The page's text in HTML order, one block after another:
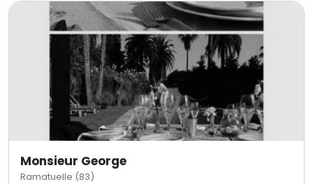
Monsieur George
Ramatuelle (83)